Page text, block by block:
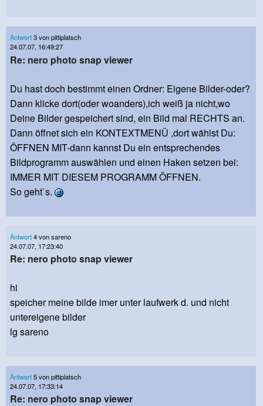
Antwort3 von pittiplatsch
24.07.07, 16:49:27
Re: nero photo snap viewer
Du hast doch bestimmt einen Ordner: Eigene Bilder-oder?
Dann klicke dort(oder woanders),ich weiß ja nicht,wo
Deine Bilder gespeichert sind, ein Bild mal RECHTS an.
Dann öffnet sich ein KONTEXTMENÜ ,dort wählst Du:
ÖFFNEN MIT-dann kannst Du ein entsprechendes
Bildprogramm auswählen und einen Haken setzen bei:
IMMER MIT DIESEM PROGRAMM ÖFFNEN.
So geht`s.
Antwort4 von sareno
24.07.07, 17:23:40
Re: nero photo snap viewer
hi
speicher meine bilde imer unter laufwerk d. und nicht
untereigene bilder
lg sareno
Antwort5 von pittiplatsch
24.07.07, 17:33:14
Re: nero photo snap viewer